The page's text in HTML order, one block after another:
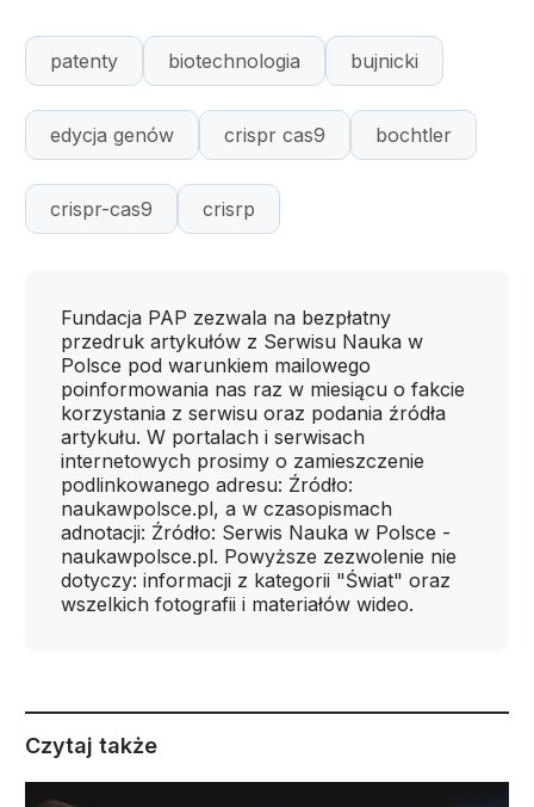
patenty biotechnologia bujnicki
edycja genów crispr cas9 bochtler
crispr-cas9 crisrp
Fundacja PAP zezwala na bezpłatny
przedruk artykułów z Serwisu Nauka w
Polsce pod warunkiem mailowego
poinformowania nas raz w miesiącu o fakcie
korzystania z serwisu oraz podania źródła
artykułu. W portalach i serwisach
internetowych prosimy o zamieszczenie
podlinkowanego adresu: Źródło:
naukawpolsce.pl, a w czasopismach
adnotacji: Źródło: Serwis Nauka w Polsce -
naukawpolsce.pl. Powyższe zezwolenie nie
dotyczy: informacji z kategorii "Świat" oraz
wszelkich fotografii i materiałów wideo.
Czytaj także